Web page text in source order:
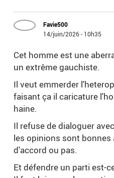
Favie500
14/juin/2026 - 10h35
Cet homme est une
un extrême gauchiste.
Il veut emmerder
faisant ça il caricature
haine.
Il refuse de dialoguer
les opinions sont bonnes
d'accord ou pas.
Et défendre un parti est-